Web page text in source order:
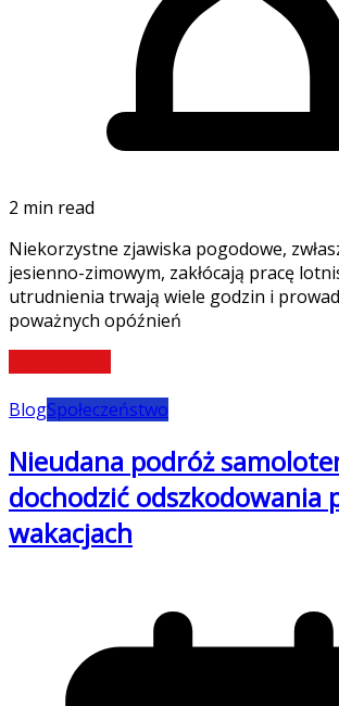
2 min read
Niekorzystne zjawiska pogodowe,
jesienno-zimowym, zakłócają pracę
utrudnienia trwają wiele godzin i
poważnych opóźnień
BlogSpołeczeństwo
Nieudana podróż
dochodzić odszkodowania
wakacjach